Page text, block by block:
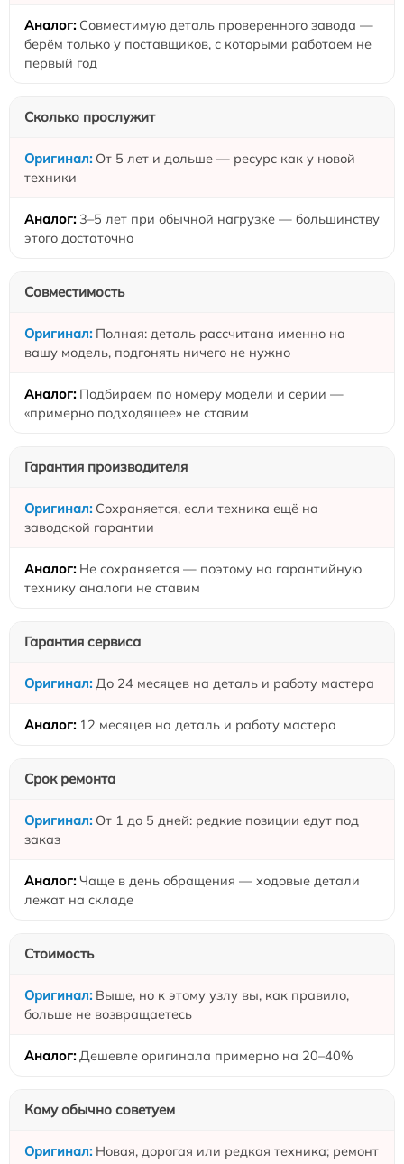
Совместимую деталь проверенного завода —
берём только у поставщиков, с которыми работаем не
первый год
Сколько прослужит
От 5 лет и дольше — ресурс как у новой
техники
3–5 лет при обычной нагрузке — большинству
этого достаточно
Совместимость
Полная: деталь рассчитана именно на
вашу модель, подгонять ничего не нужно
Подбираем по номеру модели и серии —
«примерно подходящее» не ставим
Гарантия производителя
Сохраняется, если техника ещё на
заводской гарантии
Не сохраняется — поэтому на гарантийную
технику аналоги не ставим
Гарантия сервиса
До 24 месяцев на деталь и работу мастера
12 месяцев на деталь и работу мастера
Срок ремонта
От 1 до 5 дней: редкие позиции едут под
заказ
Чаще в день обращения — ходовые детали
лежат на складе
Стоимость
Выше, но к этому узлу вы, как правило,
больше не возвращаетесь
Дешевле оригинала примерно на 20–40%
Кому обычно советуем
Новая, дорогая или редкая техника; ремонт